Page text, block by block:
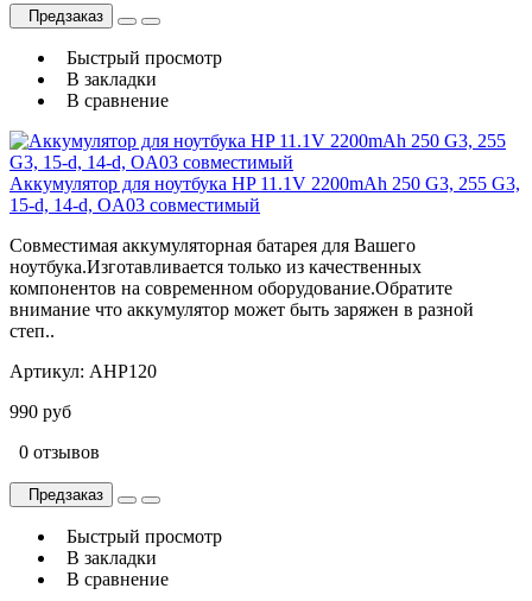
Предзаказ
Быстрый просмотр
В закладки
В сравнение
Аккумулятор для ноутбука HP 11.1V 2200mAh 250 G3, 255 G3,
15-d, 14-d, OA03 совместимый
Совместимая аккумуляторная батарея для Вашего
ноутбука.Изготавливается только из качественных
компонентов на современном оборудование.Обратите
внимание что аккумулятор может быть заряжен в разной
степ..
Артикул: AHP120
990 руб
0 отзывов
Предзаказ
Быстрый просмотр
В закладки
В сравнение